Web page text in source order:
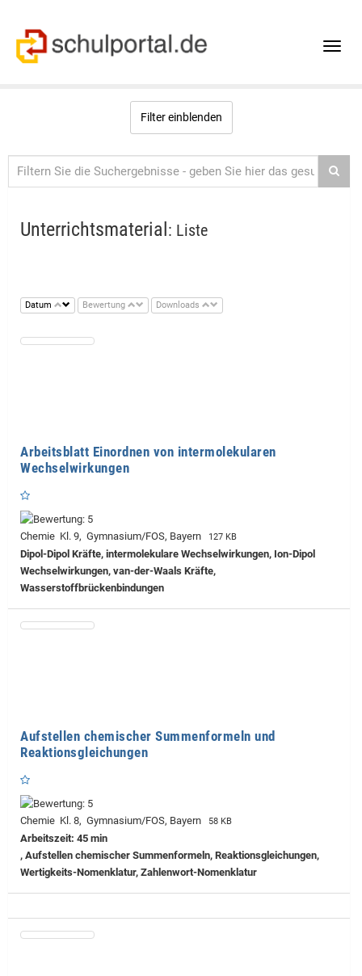
Toggle
Filter einblenden
Unterrichtsmaterial : Liste
Datum Bewertung Downloads
Arbeitsblatt Einordnen von intermolekularen
Wechselwirkungen
Chemie Kl. 9, Gymnasium/FOS, Bayern 127 KB
Dipol-Dipol Kräfte, intermolekulare Wechselwirkungen, Ion-Dipol
Wechselwirkungen, van-der-Waals Kräfte,
Wasserstoffbrückenbindungen
Aufstellen chemischer Summenformeln und
Reaktionsgleichungen
Chemie Kl. 8, Gymnasium/FOS, Bayern 58 KB
Arbeitszeit: 45 min
, Aufstellen chemischer Summenformeln, Reaktionsgleichungen,
Wertigkeits-Nomenklatur, Zahlenwort-Nomenklatur